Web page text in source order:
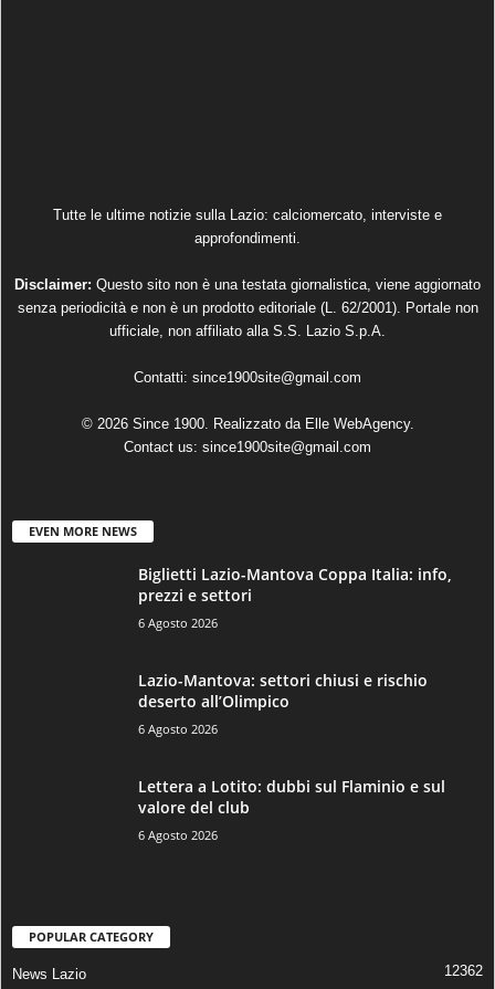
Tutte le ultime notizie sulla Lazio: calciomercato, interviste e
approfondimenti.
Disclaimer: Questo sito non è una testata giornalistica, viene aggiornato
senza periodicità e non è un prodotto editoriale (L. 62/2001). Portale non
ufficiale, non affiliato alla S.S. Lazio S.p.A.
Contatti: since1900site@gmail.com
© 2026 Since 1900. Realizzato da Elle WebAgency.
Contact us: since1900site@gmail.com
EVEN MORE NEWS
Biglietti Lazio-Mantova Coppa Italia: info,
prezzi e settori
6 Agosto 2026
Lazio-Mantova: settori chiusi e rischio
deserto all’Olimpico
6 Agosto 2026
Lettera a Lotito: dubbi sul Flaminio e sul
valore del club
6 Agosto 2026
POPULAR CATEGORY
News Lazio 12362